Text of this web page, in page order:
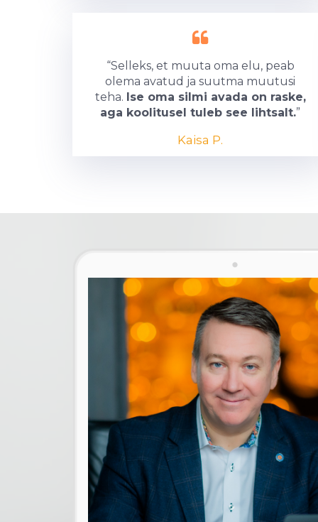
“Selleks, et muuta oma elu, peab
olema avatud ja suutma muutusi
teha. Ise oma silmi avada on raske,
aga koolitusel tuleb see lihtsalt.”
Kaisa P.